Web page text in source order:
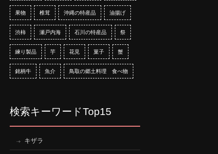
果物 椎茸 沖縄の特産品 油揚げ
渋柿 瀬戸内海 石川の特産品 祭
練り製品 芋 花見 菓子 蟹
銘柄牛 魚介 鳥取の郷土料理 食べ物
検索キーワードTop15
キザラ